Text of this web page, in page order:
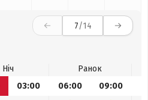
7/14
Ніч
Ранок
03:00 06:00 09:00